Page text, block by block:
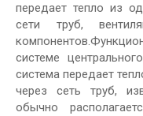
передает тепло из
сети труб,
системе
система передает
через сеть труб,
обычно